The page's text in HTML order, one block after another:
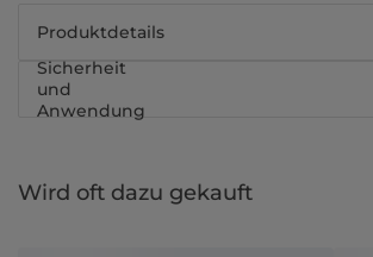
Produktdetails
Sicherheit
und
Anwendung
Wird oft dazu gekauft